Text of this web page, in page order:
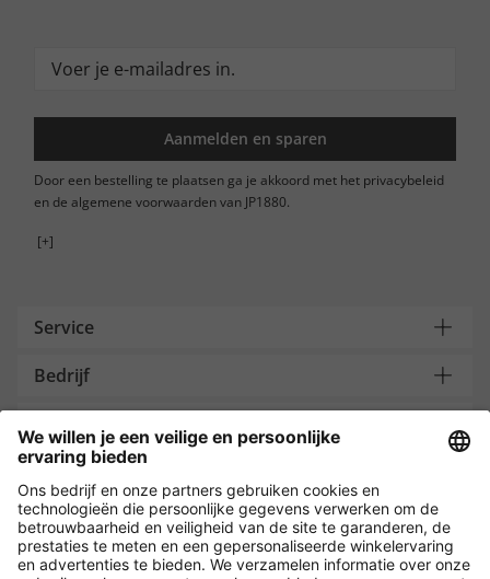
Aanmelden en sparen
Door een bestelling te plaatsen ga je akkoord met het privacybeleid
en de algemene voorwaarden van JP1880.
[+]
Service
Bedrijf
Payment and Delivery
Versleuteling met